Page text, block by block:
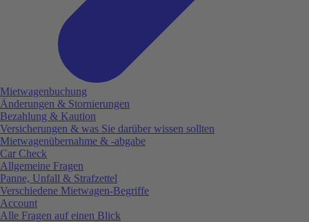
Mietwagenbuchung
Änderungen & Stornierungen
Bezahlung & Kaution
Versicherungen & was Sie darüber wissen sollten
Mietwagenübernahme & -abgabe
Car Check
Allgemeine Fragen
Panne, Unfall & Strafzettel
Verschiedene Mietwagen-Begriffe
Account
Alle Fragen auf einen Blick